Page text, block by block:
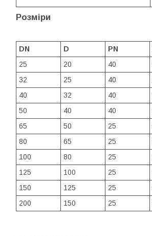
Розміри
DN D PN
25
20 40
32
25 40
40
32 40
50
40 40
65
50 25
80
65 25
100
80 25
125
100 25
150
125 25
200
150 25